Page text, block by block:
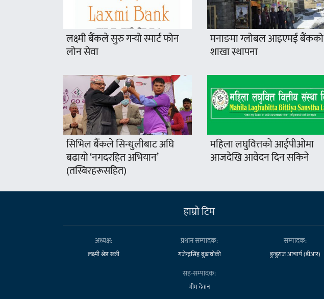
लक्ष्मी बैंकले सुरु गर्‍यो स्मार्ट फोन
लोन सेवा
मनाङमा ग्लोबल आइएमई बैंकको
शाखा स्थापना
सिभिल बैंकले सिन्धुलीबाट अघि
बढायो ‘नगदरहित अभियान’
(तस्बिरहरूसहित)
महिला लघुवित्तको आईपीओमा
आजदेखि आवेदन दिन सकिने
हाम्राे टिम
अध्यक्ष:
लक्ष्मी श्रेष्ठ खत्री
प्रधान सम्पादक:
गजेन्द्रसिंह बुढाथोकी
सम्पादक:
डुन्डुराज आचार्य (डीआर)
सह-सम्पादक:
भीम देवान